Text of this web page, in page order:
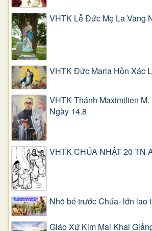
VHTK Lễ Đức Mẹ La Vang
VHTK Đức Maria Hồn Xác
VHTK Thánh Maximilien
Ngày 14.8
VHTK CHÚA NHẬT 20 TN
Nhỏ bé trước Chúa- lớn lao
Giáo Xứ Kim Mai Khai